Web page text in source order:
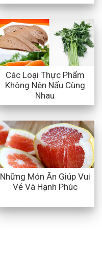
Các Loại Thực Phẩm
Không Nên Nấu Cùng
Nhau
Những Món Ăn Giúp Vui
Vẻ Và Hạnh Phúc